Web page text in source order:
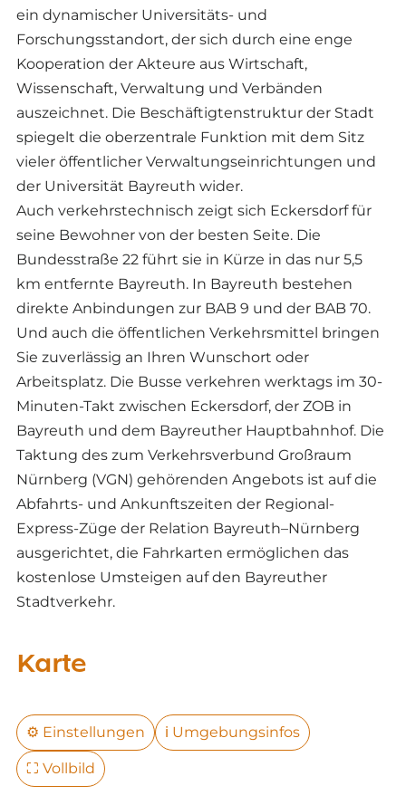
ein dynamischer Universitäts- und
Forschungsstandort, der sich durch eine enge
Kooperation der Akteure aus Wirtschaft,
Wissenschaft, Verwaltung und Verbänden
auszeichnet. Die Beschäftigtenstruktur der Stadt
spiegelt die oberzentrale Funktion mit dem Sitz
vieler öffentlicher Verwaltungseinrichtungen und
der Universität Bayreuth wider.
Auch verkehrstechnisch zeigt sich Eckersdorf für
seine Bewohner von der besten Seite. Die
Bundesstraße 22 führt sie in Kürze in das nur 5,5
km entfernte Bayreuth. In Bayreuth bestehen
direkte Anbindungen zur BAB 9 und der BAB 70.
Und auch die öffentlichen Verkehrsmittel bringen
Sie zuverlässig an Ihren Wunschort oder
Arbeitsplatz. Die Busse verkehren werktags im 30-
Minuten-Takt zwischen Eckersdorf, der ZOB in
Bayreuth und dem Bayreuther Hauptbahnhof. Die
Taktung des zum Verkehrsverbund Großraum
Nürnberg (VGN) gehörenden Angebots ist auf die
Abfahrts- und Ankunftszeiten der Regional-
Express-Züge der Relation Bayreuth–Nürnberg
ausgerichtet, die Fahrkarten ermöglichen das
kostenlose Umsteigen auf den Bayreuther
Stadtverkehr.
Karte
⚙️ Einstellungen ℹ️ Umgebungsinfos
⛶ Vollbild